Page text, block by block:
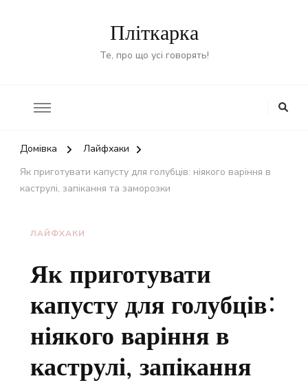
Пліткарка
Те, про що усі говорять!
Домівка
Лайфхаки
Як приготувати капусту для голубців: ніякого варіння в
каструлі, запікання та заморозки
ЛАЙФХАКИ
Як приготувати
капусту для голубців:
ніякого варіння в
каструлі, запікання